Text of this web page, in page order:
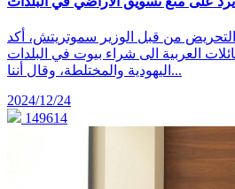
من قبل الوزير سموتريتش، أكد
العربية الى شراء بيوت في البلدات
اليهودية والمختلطة، وقال أننا...
2024/12/24
149614